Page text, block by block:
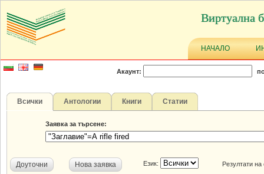
Виртуална
НАЧАЛО
Акаунт:
Всички Антологии Книги Статии
Заявка за търсене:
Доуточни Нова заявка Език: Резултати